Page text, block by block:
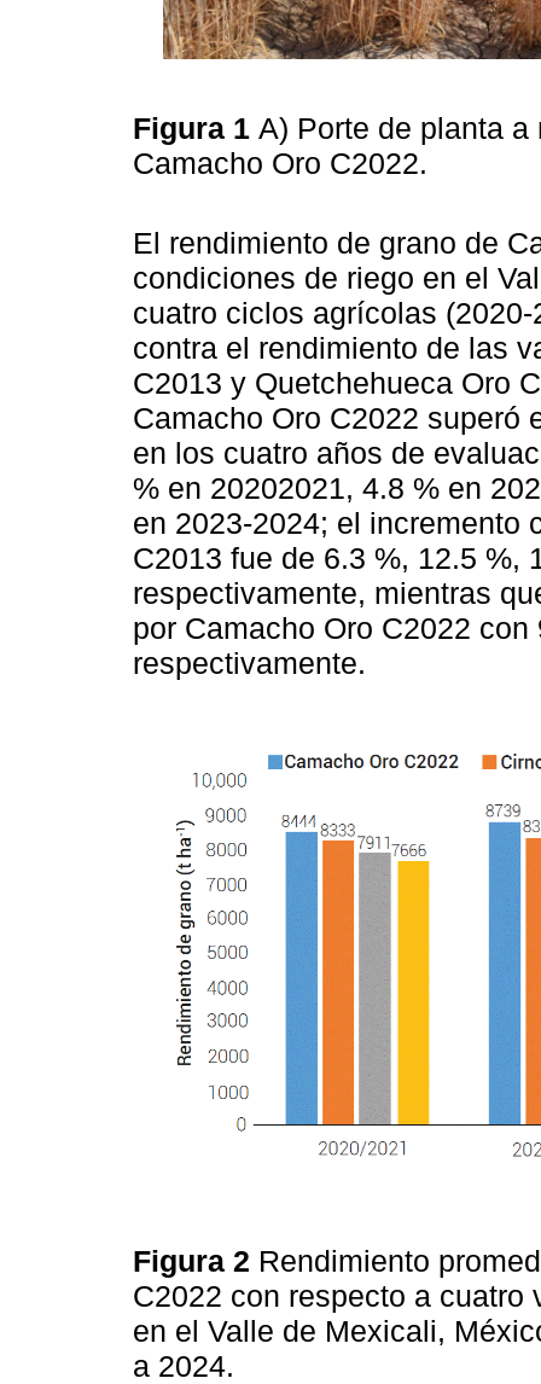
Figura 1 A) Porte de planta
Camacho Oro C2022.
El rendimiento de grano de
condiciones de riego en el
cuatro ciclos agrícolas
contra el rendimiento de las
C2013 y Quetchehueca Oro
Camacho Oro C2022 superó
en los cuatro años de
% en 20202021, 4.8 % en
en 2023-2024; el incremento
C2013 fue de 6.3 %, 12.5 %,
respectivamente, mientras
por Camacho Oro C2022
respectivamente.
Figura 2 Rendimiento
C2022 con respecto a
en el Valle de Mexicali,
a 2024.